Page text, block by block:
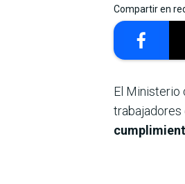
Compartir en
El Ministerio
trabajadores